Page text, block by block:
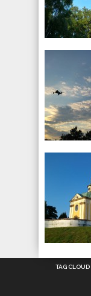
TAG CLOUD